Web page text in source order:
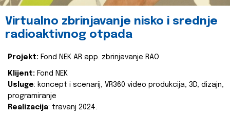
Virtualno zbrinjavanje nisko i srednje
radioaktivnog otpada
Projekt: Fond NEK AR app. zbrinjavanje RAO
Klijent: Fond NEK
Usluge: koncept i scenarij, VR360 video produkcija, 3D, dizajn,
programiranje
Realizacija: travanj 2024.